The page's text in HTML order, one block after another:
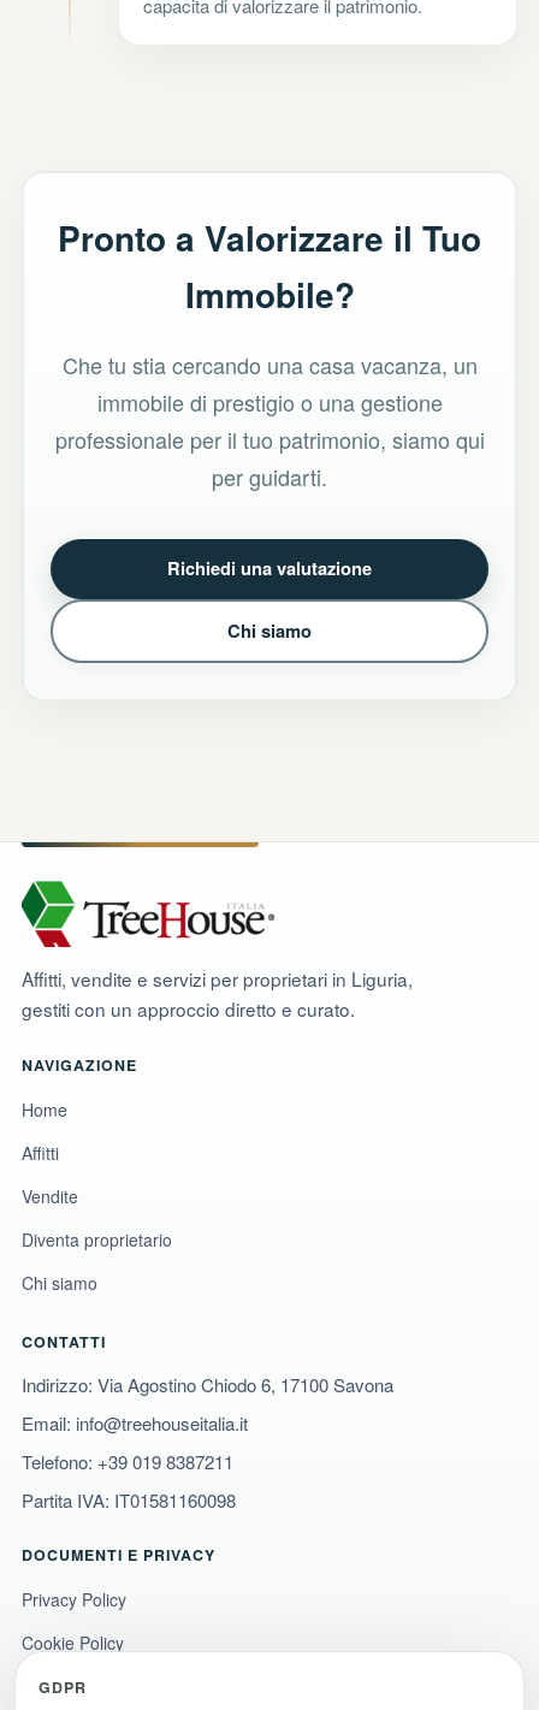
Pronto a Valorizzare il Tuo
Immobile?
Che tu stia cercando una casa vacanza, un
immobile di prestigio o una gestione
professionale per il tuo patrimonio, siamo qui
per guidarti.
Richiedi una valutazione
Chi siamo
GDPR
Affitti, vendite e servizi per proprietari in Liguria,
gestiti con un approccio diretto e curato.
NAVIGAZIONE
Home
Affitti
Vendite
Diventa proprietario
Chi siamo
CONTATTI
Indirizzo: Via Agostino Chiodo 6, 17100 Savona
Email: info@treehouseitalia.it
Telefono: +39 019 8387211
Partita IVA: IT01581160098
DOCUMENTI E PRIVACY
Privacy Policy
Cookie Policy
Termini e condizioni